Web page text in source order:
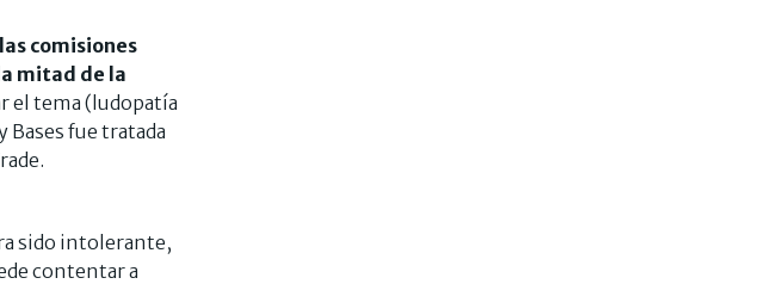
comisiones
mitad de la
el tema (ludopatía
fue tratada
sido intolerante,
contentar a